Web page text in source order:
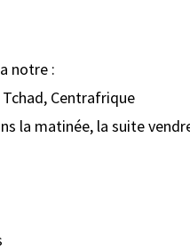
notre :
Centrafrique
la matinée, la suite